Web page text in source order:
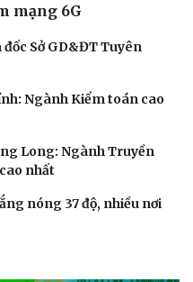
Câu chuyện thời sự
Cửa sổ tình yêu
mạng 6G
Sở GD&ĐT Tuyên
Ngành Kiểm toán cao
Long: Ngành Truyền
nhất
nóng 37 độ, nhiều nơi